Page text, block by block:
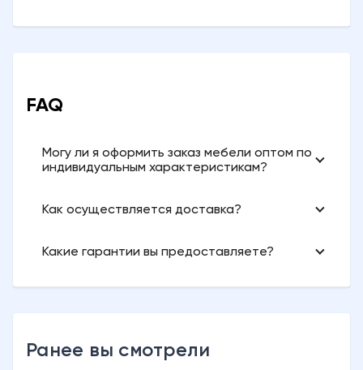
FAQ
Могу ли я оформить заказ мебели оптом по
индивидуальным характеристикам?
Как осуществляется доставка?
Какие гарантии вы предоставляете?
Ранее вы смотрели